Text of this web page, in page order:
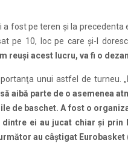
a fost pe teren şi la
pe 10, loc pe care şi-l
reuşi acest lucru, va fi o
unui astfel de turneu. „
aibă parte de o asemenea
de baschet. A fost o
ei au jucat chiar şi prin
au câştigat